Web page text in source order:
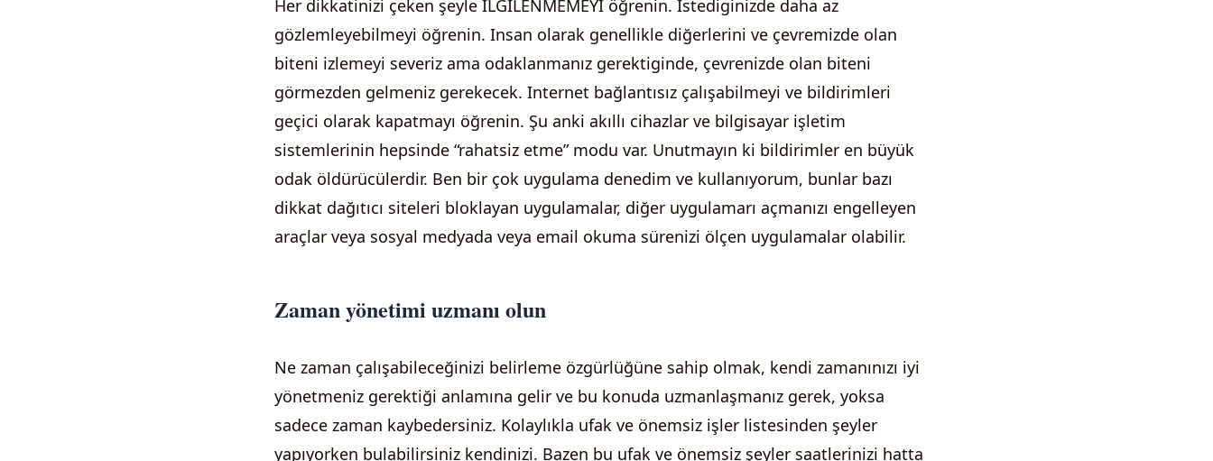
Her dikkatinizi çeken şeyle ILGILENMEMEYI öğrenin. Istediginizde daha az
gözlemleyebilmeyi öğrenin. Insan olarak genellikle diğerlerini ve çevremizde olan
biteni izlemeyi severiz ama odaklanmanız gerektiginde, çevrenizde olan biteni
görmezden gelmeniz gerekecek. Internet bağlantısız çalışabilmeyi ve bildirimleri
geçici olarak kapatmayı öğrenin. Şu anki akıllı cihazlar ve bilgisayar işletim
sistemlerinin hepsinde “rahatsiz etme” modu var. Unutmayın ki bildirimler en büyük
odak öldürücülerdir. Ben bir çok uygulama denedim ve kullanıyorum, bunlar bazı
dikkat dağıtıcı siteleri bloklayan uygulamalar, diğer uygulamarı açmanızı engelleyen
araçlar veya sosyal medyada veya email okuma sürenizi ölçen uygulamalar olabilir.
Zaman yönetimi uzmanı olun
Ne zaman çalışabileceğinizi belirleme özgürlüğüne sahip olmak, kendi zamanınızı iyi
yönetmeniz gerektiği anlamına gelir ve bu konuda uzmanlaşmanız gerek, yoksa
sadece zaman kaybedersiniz. Kolaylıkla ufak ve önemsiz işler listesinden şeyler
yapıyorken bulabilirsiniz kendinizi. Bazen bu ufak ve önemsiz şeyler saatlerinizi hatta